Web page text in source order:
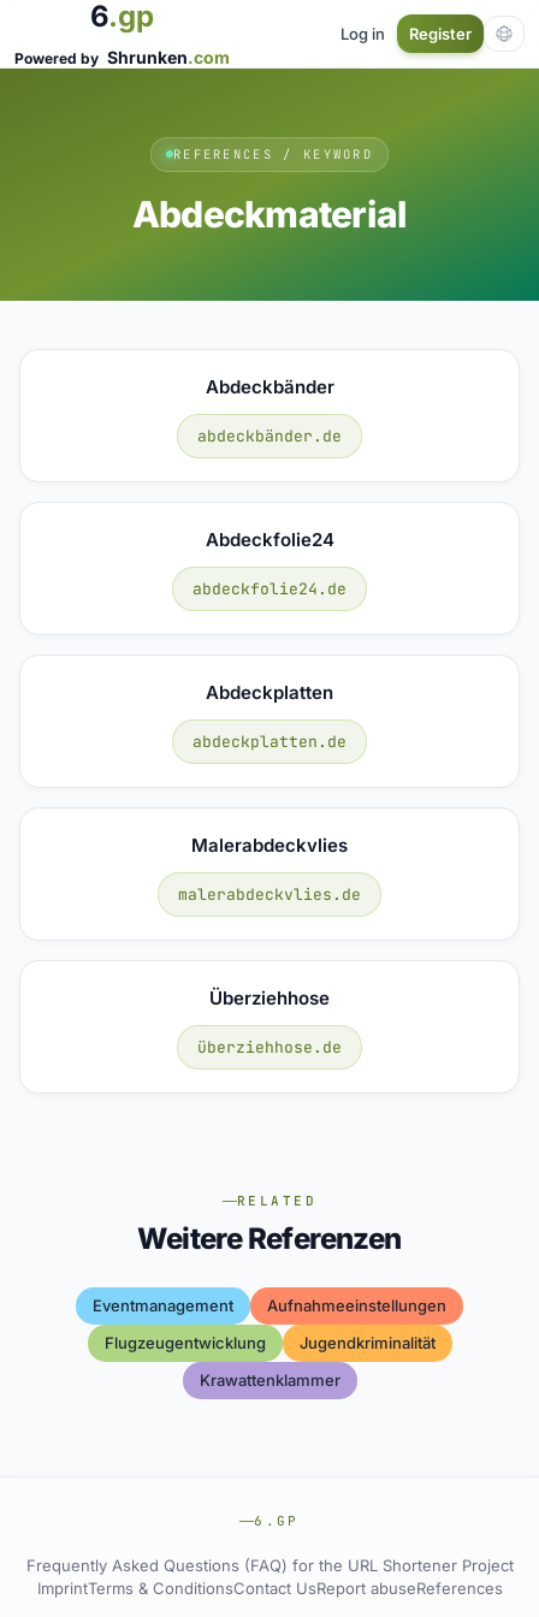
6.gp
Powered by Shrunken.com
Log in Register
REFERENCES / KEYWORD
Abdeckmaterial
Abdeckbänder
abdeckbänder.de
Abdeckfolie24
abdeckfolie24.de
Abdeckplatten
abdeckplatten.de
Malerabdeckvlies
malerabdeckvlies.de
Überziehhose
überziehhose.de
RELATED
Weitere Referenzen
Eventmanagement
Aufnahmeeinstellungen
Flugzeugentwicklung
Jugendkriminalität
Krawattenklammer
6.GP
Frequently Asked Questions (FAQ) for the URL Shortener Project
ImprintTerms & ConditionsContact UsReport abuseReferences